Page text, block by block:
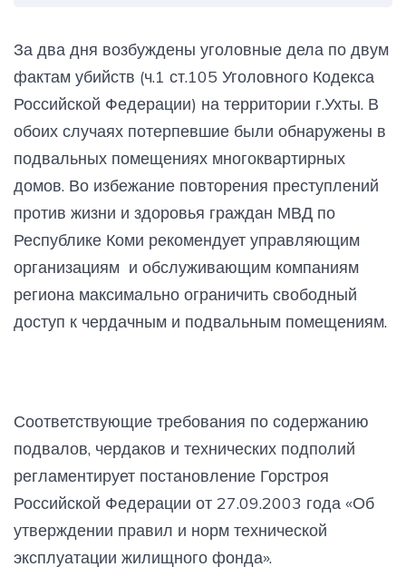
За два дня возбуждены уголовные дела по двум
фактам убийств (ч.1 ст.105 Уголовного Кодекса
Российской Федерации) на территории г.Ухты. В
обоих случаях потерпевшие были обнаружены в
подвальных помещениях многоквартирных
домов. Во избежание повторения преступлений
против жизни и здоровья граждан МВД по
Республике Коми рекомендует управляющим
организациям и обслуживающим компаниям
региона максимально ограничить свободный
доступ к чердачным и подвальным помещениям.
Соответствующие требования по содержанию
подвалов, чердаков и технических подполий
регламентирует постановление Горстроя
Российской Федерации от 27.09.2003 года «Об
утверждении правил и норм технической
эксплуатации жилищного фонда».